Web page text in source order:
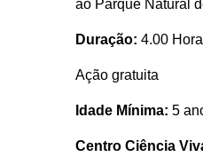
ao Parque Natural
Duração: 4.00
Ação gratuita
Idade Mínima: 5
Centro Ciência